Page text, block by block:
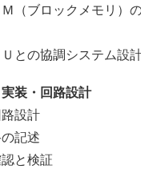
ロックメモリ）の
の協調システム設
装・回路設計
設計
記述
と検証